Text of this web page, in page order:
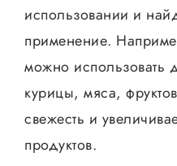
использовании и
применение.
можно использовать
курицы, мяса,
свежесть и
продуктов.